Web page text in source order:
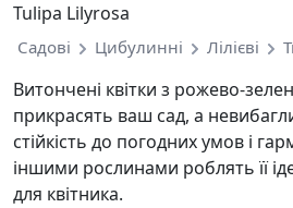
Tulipa Lilyrosa
Садові Цибулинні Лілієві
Витончені квітки з рожево-
прикрасять ваш сад, а
стійкість до погодних умов і
іншими рослинами роблять її
для квітника.